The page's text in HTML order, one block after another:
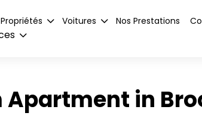
Propriétés Voitures Nos Prestations
Apartment in